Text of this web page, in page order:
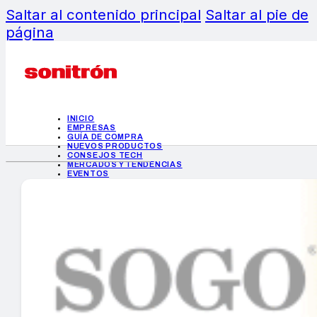
Saltar al contenido principal Saltar al pie de
página
INICIO
EMPRESAS
GUÍA DE COMPRA
NUEVOS PRODUCTOS
CONSEJOS TECH
MERCADOS Y TENDENCIAS
EVENTOS
INICIO
EMPRESAS